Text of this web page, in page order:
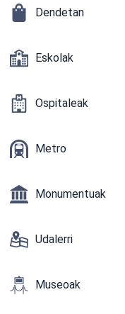
Dendetan
Eskolak
Ospitaleak
Metro
Monumentuak
Udalerri
Museoak